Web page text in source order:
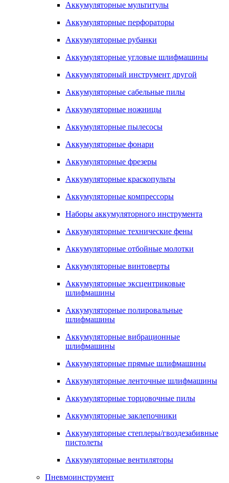
Аккумуляторные мультитулы
Аккумуляторные перфораторы
Аккумуляторные рубанки
Аккумуляторные угловые шлифмашины
Аккумуляторный инструмент другой
Аккумуляторные сабельные пилы
Аккумуляторные ножницы
Аккумуляторные пылесосы
Аккумуляторные фонари
Аккумуляторные фрезеры
Аккумуляторные краскопульты
Аккумуляторные компрессоры
Наборы аккумуляторного инструмента
Аккумуляторные технические фены
Аккумуляторные отбойные молотки
Аккумуляторные винтоверты
Аккумуляторные эксцентриковые
шлифмашины
Аккумуляторные полировальные
шлифмашины
Аккумуляторные вибрационные
шлифмашины
Аккумуляторные прямые шлифмашины
Аккумуляторные ленточные шлифмашины
Аккумуляторные торцовочные пилы
Аккумуляторные заклепочники
Аккумуляторные степлеры/гвоздезабивные
пистолеты
Аккумуляторные вентиляторы
Пневмоинструмент